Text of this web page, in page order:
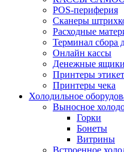
POS-периферия
Сканеры
Расходные
Терминал сбора
Онлайн кассы
Денежные ящики
Принтеры
Принтеры чека
Холодильное
Выносное
Горки
Бонеты
Витрины
Встроенное